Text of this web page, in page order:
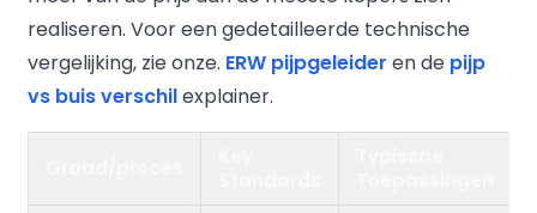
realiseren. Voor een gedetailleerde technische
vergelijking, zie onze. ERW pijpgeleider en de pijp
vs buis verschilexplainer.